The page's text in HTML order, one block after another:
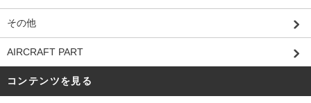
その他
AIRCRAFT PART
コンテンツを見る